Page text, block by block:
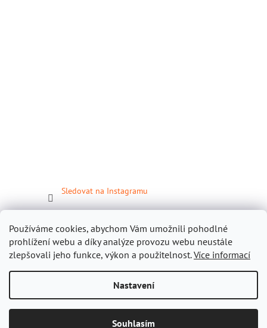
Používáme cookies, abychom Vám umožnili pohodlné
prohlížení webu a díky analýze provozu webu neustále
zlepšovali jeho funkce, výkon a použitelnost.Více informací
Nastavení
Souhlasím
Sledovat na Instagramu
Facebook
Vytvořil Shoptet
Gastropomůcky.cz. Všechna práva vyhrazena.